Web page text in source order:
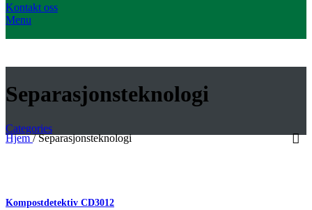
Kontakt oss
Menu
Separasjonsteknologi
Categories
Hjem/ Separasjonsteknologi
Kompostdetektiv CD3012